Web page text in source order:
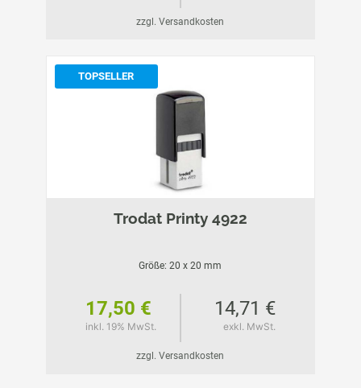
zzgl. Versandkosten
TOPSELLER
Trodat Printy 4922
Größe: 20 x 20 mm
17,50 €
inkl. 19% MwSt.
14,71 €
exkl. MwSt.
zzgl. Versandkosten